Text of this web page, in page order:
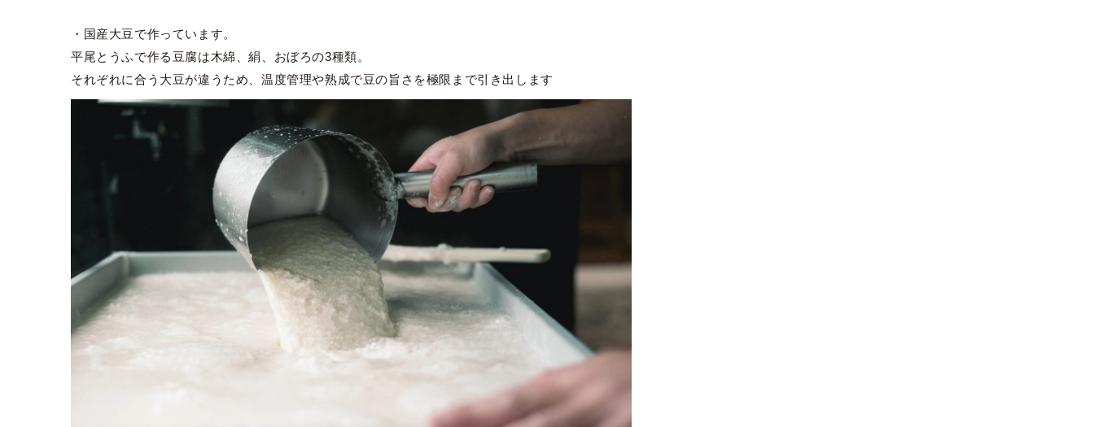
・国産大豆で作っています。
平尾とうふで作る豆腐は木綿、絹、おぼろの3種類。
それぞれに合う大豆が違うため、温度管理や熟成で豆の旨さを極限まで引き出します